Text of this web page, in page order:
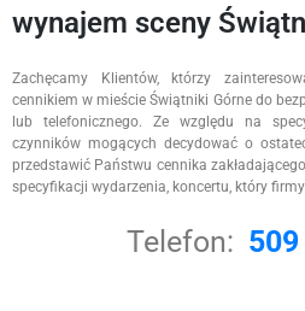
wynajem sceny
Zachęcamy Klientów, którzy
cennikiem w mieście Świątniki Górne do
lub telefonicznego. Ze względu na
czynników mogących decydować o
przedstawić Państwu cennika
specyfikacji wydarzenia, koncertu, który
Telefon: